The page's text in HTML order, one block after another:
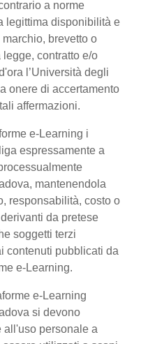
a norme
legittima disponibilità e
brevetto o
contratto e/o
l’Università degli
onere di accertamento
affermazioni.
e-Learning i
espressamente a
mantenendola
responsabilità, costo o
da pretese
soggetti terzi
contenuti pubblicati da
e-Learning.
e-Learning
si devono
all'uso personale a